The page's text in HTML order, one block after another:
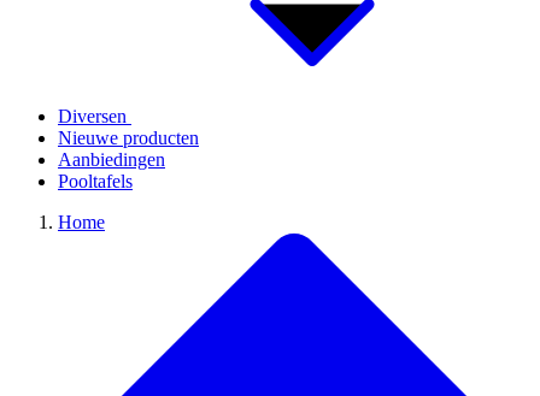
Diversen
Nieuwe producten
Aanbiedingen
Pooltafels
Home